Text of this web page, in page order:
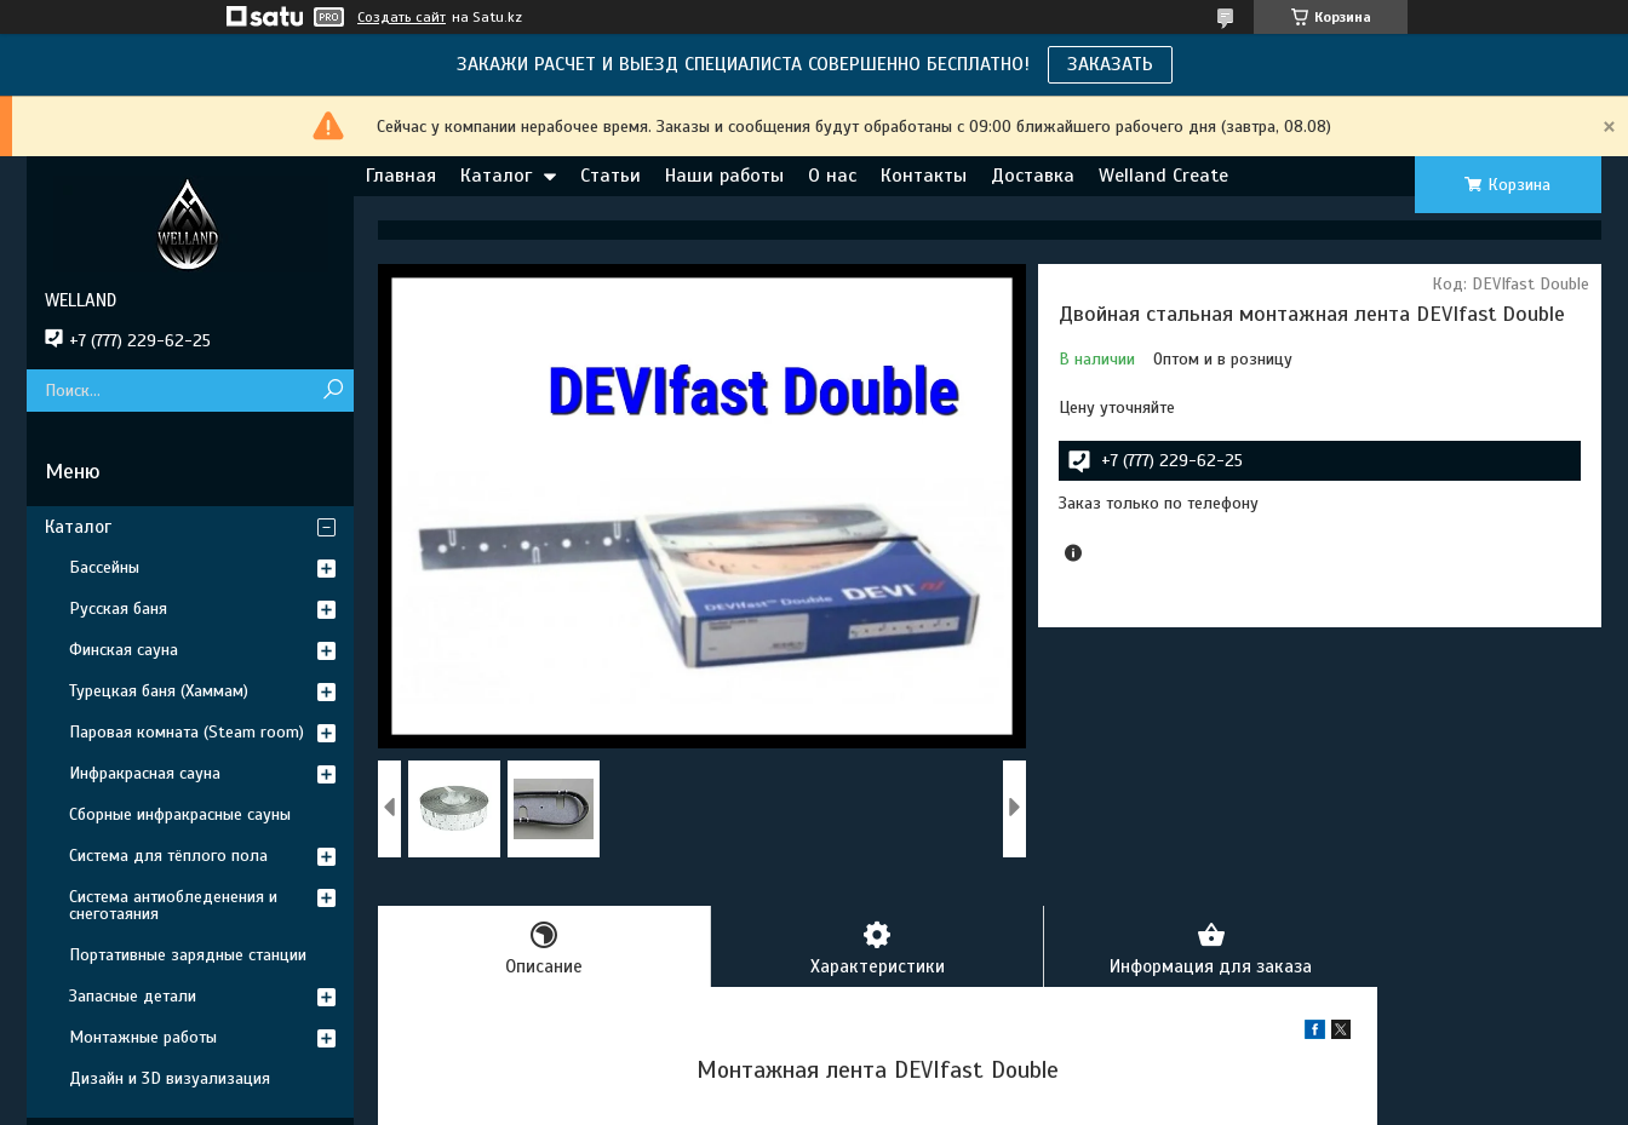
Создать сайт на Satu.kz Корзина
ЗАКАЖИ РАСЧЕТ И ВЫЕЗД СПЕЦИАЛИСТА СОВЕРШЕННО БЕСПЛАТНО! ЗАКАЗАТЬ
Сейчас у компании нерабочее время. Заказы и сообщения будут обработаны с 09:00 ближайшего рабочего дня (завтра, 08.08)
Главная Каталог Статьи Наши работы О нас Контакты Доставка Welland Create Корзина
Двойная стальная монтажная лента DEVIfast Double
В наличии Оптом и в розницу
Код: DEVIfast Double
Цену уточняйте
+7 (777) 229-62-25
Заказ только по телефону
Описание Характеристики Информация для заказа
Монтажная лента DEVIfast Double
WELLAND
+7 (777) 229-62-25
Каталог
Бассейны
Русская баня
Финская сауна
Турецкая баня (Хаммам)
Паровая комната (Steam room)
Инфракрасная сауна
Сборные инфракрасные сауны
Система для тёплого пола
Система антиобледенения и
снеготаяния
Портативные зарядные станции
Запасные детали
Монтажные работы
Дизайн и 3D визуализация